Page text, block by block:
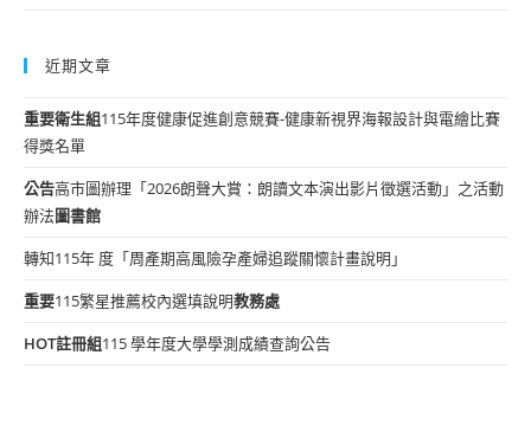
近期文章
重要衛生組115年度健康促進創意競賽-健康新視界海報設計與電繪比賽
得獎名單
公告高市圖辦理「2026朗聲大賞：朗讀文本演出影片徵選活動」之活動
辦法圖書館
轉知115年 度「周產期高風險孕產婦追蹤關懷計畫說明」
重要115繁星推薦校內選填說明教務處
HOT註冊組115 學年度大學學測成績查詢公告